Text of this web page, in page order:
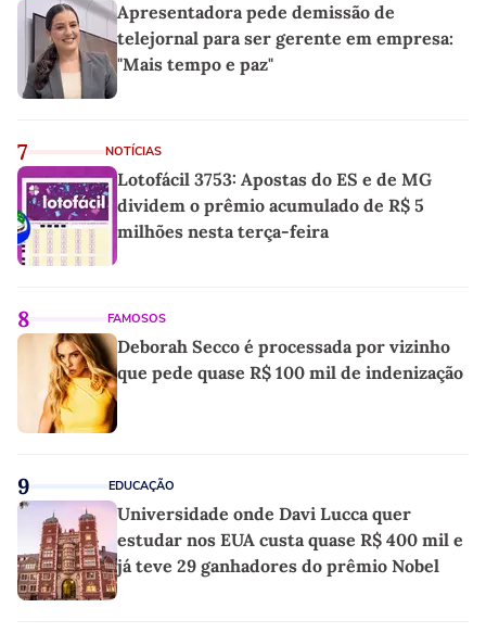
Apresentadora pede demissão de
telejornal para ser gerente em empresa:
"Mais tempo e paz"
7 NOTÍCIAS
Lotofácil 3753: Apostas do ES e de MG
dividem o prêmio acumulado de R$ 5
milhões nesta terça-feira
8 FAMOSOS
Deborah Secco é processada por vizinho
que pede quase R$ 100 mil de indenização
9 EDUCAÇÃO
Universidade onde Davi Lucca quer
estudar nos EUA custa quase R$ 400 mil e
já teve 29 ganhadores do prêmio Nobel